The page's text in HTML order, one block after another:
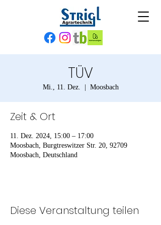
TÜV
Mi., 11. Dez. Moosbach
Zeit & Ort
11. Dez. 2024, 15:00 – 17:00
Moosbach, Burgtreswitzer Str. 20, 92709
Moosbach, Deutschland
Diese Veranstaltung teilen